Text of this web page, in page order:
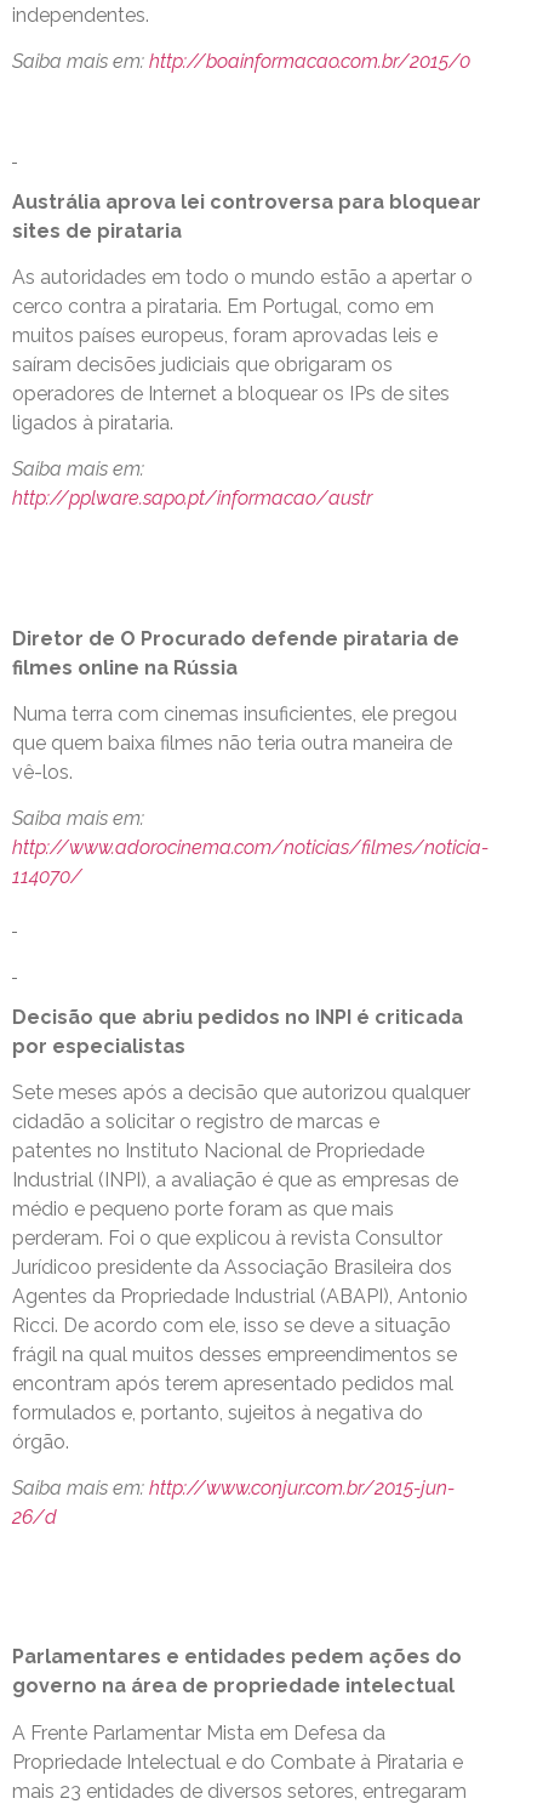
independentes.
Saiba mais em: http://boainformacao.com.br/2015/0
Austrália aprova lei controversa para bloquear
sites de pirataria
As autoridades em todo o mundo estão a apertar o
cerco contra a pirataria. Em Portugal, como em
muitos países europeus, foram aprovadas leis e
saíram decisões judiciais que obrigaram os
operadores de Internet a bloquear os IPs de sites
ligados à pirataria.
Saiba mais em:
http://pplware.sapo.pt/informacao/austr
Diretor de O Procurado defende pirataria de
filmes online na Rússia
Numa terra com cinemas insuficientes, ele pregou
que quem baixa filmes não teria outra maneira de
vê-los.
Saiba mais em:
http://www.adorocinema.com/noticias/filmes/noticia-
114070/
Decisão que abriu pedidos no INPI é criticada
por especialistas
Sete meses após a decisão que autorizou qualquer
cidadão a solicitar o registro de marcas e
patentes no Instituto Nacional de Propriedade
Industrial (INPI), a avaliação é que as empresas de
médio e pequeno porte foram as que mais
perderam. Foi o que explicou à revista Consultor
Jurídicoo presidente da Associação Brasileira dos
Agentes da Propriedade Industrial (ABAPI), Antonio
Ricci. De acordo com ele, isso se deve a situação
frágil na qual muitos desses empreendimentos se
encontram após terem apresentado pedidos mal
formulados e, portanto, sujeitos à negativa do
órgão.
Saiba mais em: http://www.conjur.com.br/2015-jun-
26/d
Parlamentares e entidades pedem ações do
governo na área de propriedade intelectual
A Frente Parlamentar Mista em Defesa da
Propriedade Intelectual e do Combate à Pirataria e
mais 23 entidades de diversos setores, entregaram